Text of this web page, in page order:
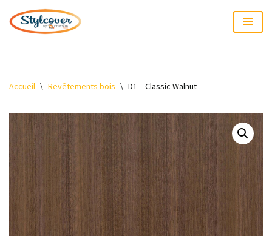
Aller
Accueil \ Revêtements bois \ D1 – Classic Walnut